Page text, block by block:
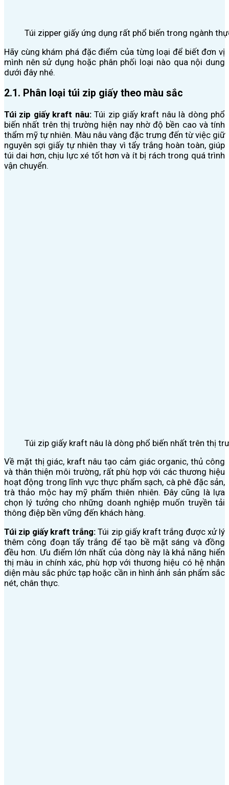
Túi zipper giấy ứng dụng rất phổ biến trong ngành
Hãy cùng khám phá đặc điểm của từng loại để biết đơn vị
mình nên sử dụng hoặc phân phối loại nào qua nội dung
dưới đây nhé.
2.1. Phân loại túi zip giấy theo màu sắc
Túi zip giấy kraft nâu:Túi zip giấy kraft nâu là dòng phổ
biến nhất trên thị trường hiện nay nhờ độ bền cao và tính
thẩm mỹ tự nhiên. Màu nâu vàng đặc trưng đến từ việc giữ
nguyên sợi giấy tự nhiên thay vì tẩy trắng hoàn toàn, giúp
túi dai hơn, chịu lực xé tốt hơn và ít bị rách trong quá trình
vận chuyển.
Túi zip giấy kraft nâu là dòng phổ biến nhất trên thị
Về mặt thị giác, kraft nâu tạo cảm giác organic, thủ công
và thân thiện môi trường, rất phù hợp với các thương hiệu
hoạt động trong lĩnh vực thực phẩm sạch, cà phê đặc sản,
trà thảo mộc hay mỹ phẩm thiên nhiên. Đây cũng là lựa
chọn lý tưởng cho những doanh nghiệp muốn truyền tải
thông điệp bền vững đến khách hàng.
Túi zip giấy kraft trắng: Túi zip giấy kraft trắng được xử lý
thêm công đoạn tẩy trắng để tạo bề mặt sáng và đồng
đều hơn. Ưu điểm lớn nhất của dòng này là khả năng hiển
thị màu in chính xác, phù hợp với thương hiệu có hệ nhận
diện màu sắc phức tạp hoặc cần in hình ảnh sản phẩm sắc
nét, chân thực.